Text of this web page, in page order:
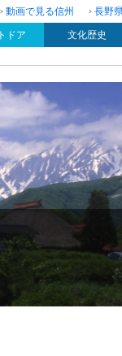
動画で見る信州 長野
ドア 文化歴史